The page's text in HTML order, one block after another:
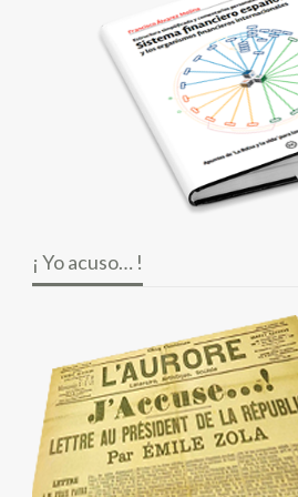
¡ Yo acuso… !